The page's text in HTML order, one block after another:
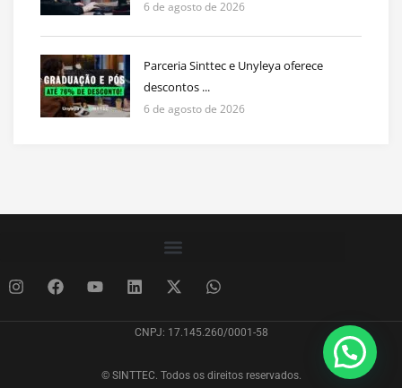
6 de agosto de 2026
Parceria Sinttec e Unyleya oferece
descontos ...
6 de agosto de 2026
CNPJ: 17.145.260/0001-58
© SINTTEC. Todos os direitos reservados.